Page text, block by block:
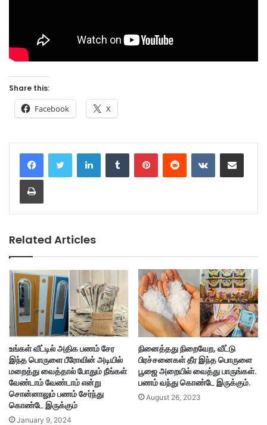
Share this:
Facebook X
LinkedInTumblr PinterestReddit VKontakteShare via Email
Print
Related Articles
உங்கள் வீட்டில் அதிக பணம் சேர
இந்த பொருளை பீரோவின் அடியில்
மறைத்து வைத்தால் போதும் நீங்கள்
வேண்டாம் வேண்டாம் என்று
சொன்னாலும் பணம் சேர்ந்து
கொண்டே இருக்கும்
January 9, 2024
நினைத்தது நிறைவேற, வீட்டு
பிரச்சனைகள் தீர இந்த பொருளை
பூஜை அறையில் வைத்து பாருங்கள்.
பணம் வந்து கொண்டே இருக்கும்.
August 26, 2023